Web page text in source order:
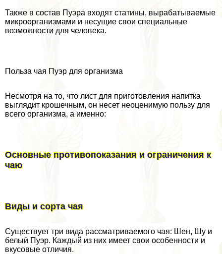
Также в состав Пуэра входят статины, выpaбатываемые
микроорганизмами и несущие свои специальные
возможности для человека.
Польза чая Пуэр для организма
Несмотря на то, что лист для приготовления напитка
выглядит крошечным, он несет неоценимую пользу для
всего организма, а именно:
Основные противопоказания и ограничения к
чаю
Виды и сорта чая
Существует три вида рассматриваемого чая: Шен, Шу и
белый Пуэр. Каждый из них имеет свои особенности и
вкусовые отличия.